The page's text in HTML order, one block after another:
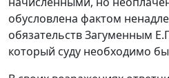
обусловлена фактом
обязательств Загуменным
который суду необходимо